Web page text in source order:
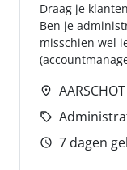
Draag je
Ben je
misschien wel
AARSCHOT
7 dagen